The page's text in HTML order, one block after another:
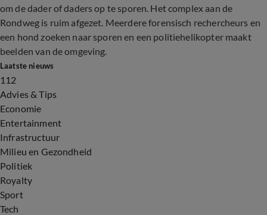
om de dader of daders op te sporen. Het complex aan de
Rondweg is ruim afgezet. Meerdere forensisch rechercheurs en
een hond zoeken naar sporen en een politiehelikopter maakt
beelden van de omgeving.
Laatste nieuws
112
Advies & Tips
Economie
Entertainment
Infrastructuur
Milieu en Gezondheid
Politiek
Royalty
Sport
Tech